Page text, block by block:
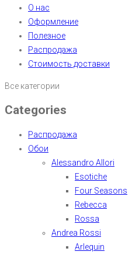
О нас
Оформление
Полезное
Распродажа
Стоимость доставки
Все категории
Categories
Распродажа
Обои
Alessandro Allori
Esotiche
Four Seasons
Rebecca
Rossa
Andrea Rossi
Arlequin